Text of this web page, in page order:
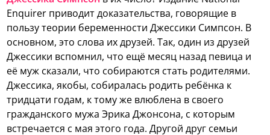
Enquirer приводит доказательства, говорящие в
пользу теории беременности Джессики Симпсон. В
основном, это слова их друзей. Так, один из друзей
Джессики вспомнил, что ещё месяц назад певица и
её муж сказали, что собираются стать родителями.
Джессика, якобы, собиралась родить ребёнка к
тридцати годам, к тому же влюблена в своего
гражданского мужа Эрика Джонсона, с которым
встречается с мая этого года. Другой друг семьи